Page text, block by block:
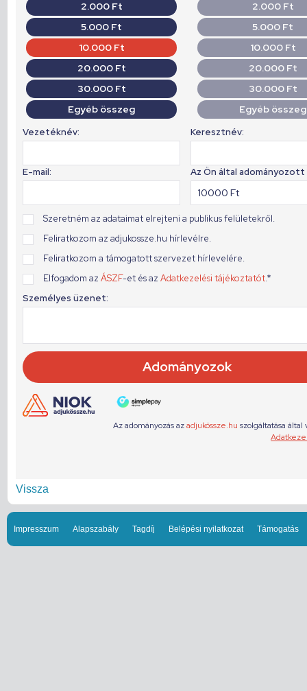
Vissza
Impresszum Alapszabály Tagdíj Belépési nyilatkozat Támogatás